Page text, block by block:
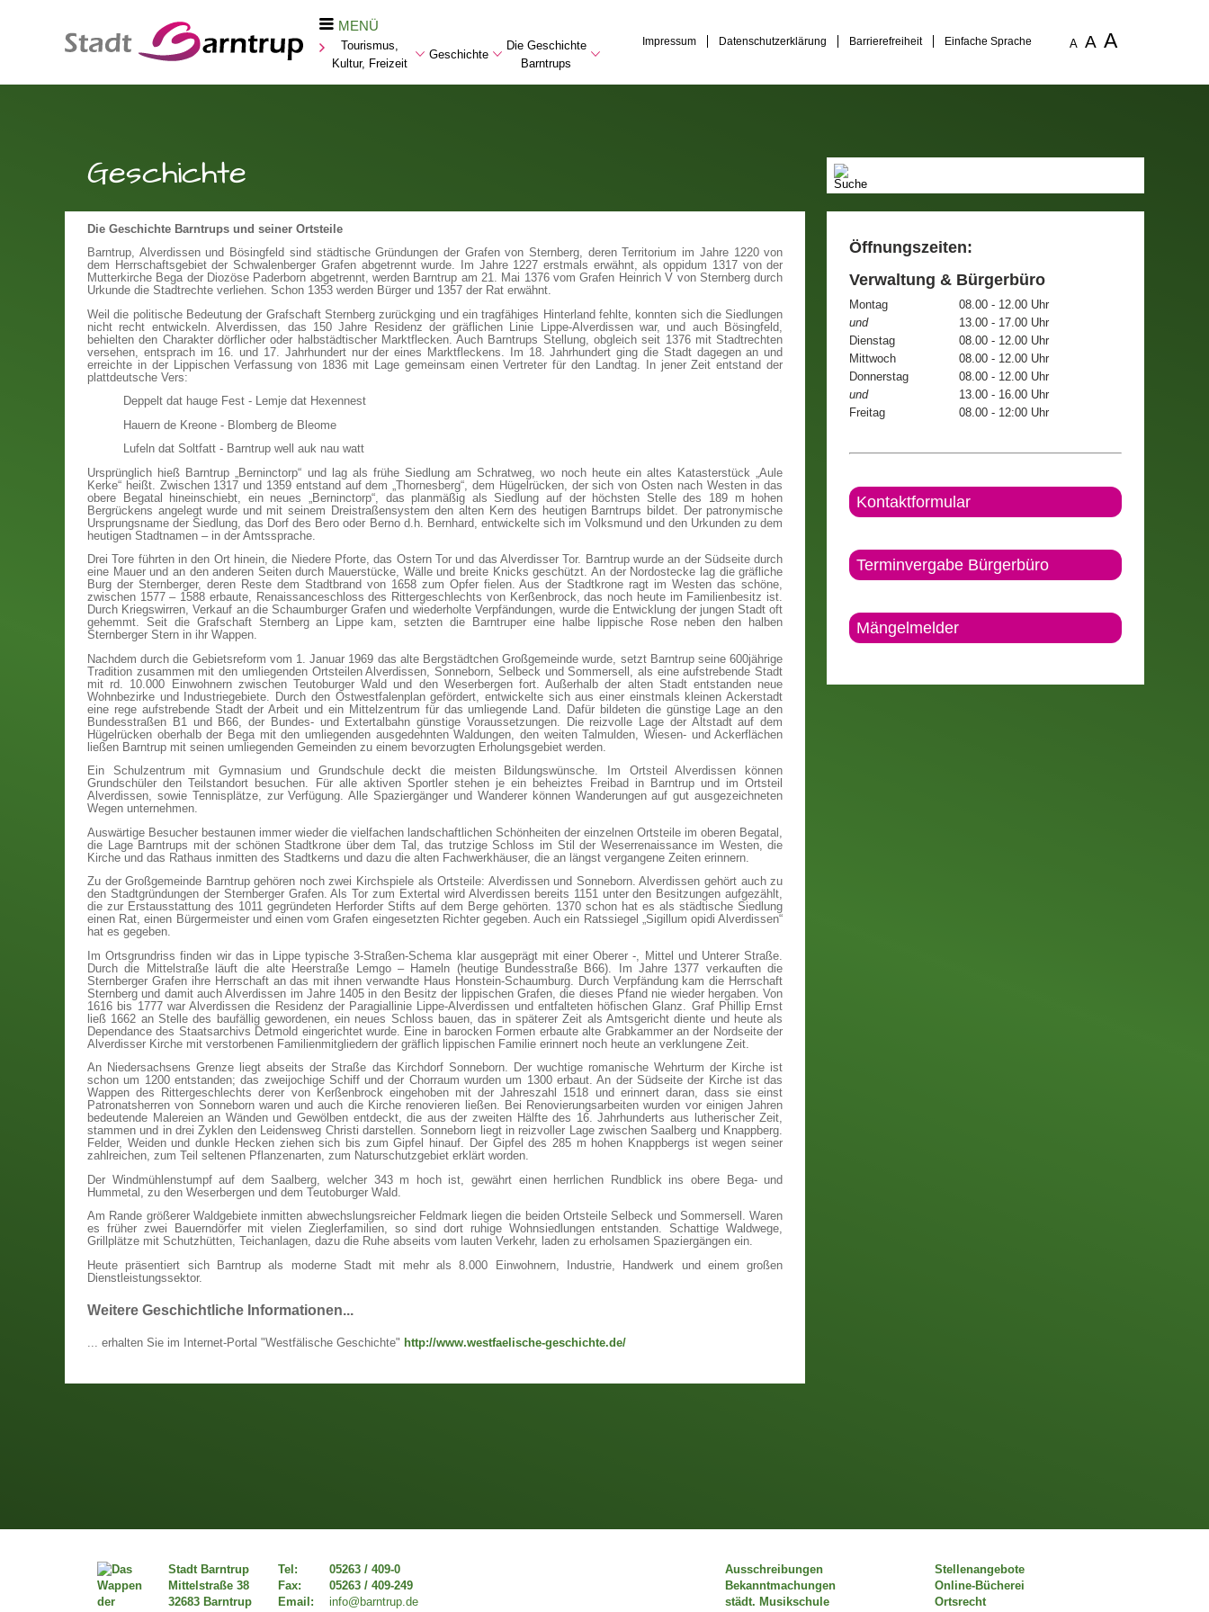
MENÜ
Tourismus,
Kultur, Freizeit
Geschichte
Die Geschichte
Barntrups
Impressum Datenschutzerklärung Barrierefreiheit Einfache Sprache A A A
Geschichte
Die Geschichte Barntrups und seiner Ortsteile
Barntrup, Alverdissen und Bösingfeld sind städtische Gründungen der Grafen von Sternberg, deren Territorium im Jahre 1220 von
dem Herrschaftsgebiet der Schwalenberger Grafen abgetrennt wurde. Im Jahre 1227 erstmals erwähnt, als oppidum 1317 von der
Mutterkirche Bega der Diozöse Paderborn abgetrennt, werden Barntrup am 21. Mai 1376 vom Grafen Heinrich V von Sternberg durch
Urkunde die Stadtrechte verliehen. Schon 1353 werden Bürger und 1357 der Rat erwähnt.
Weil die politische Bedeutung der Grafschaft Sternberg zurückging und ein tragfähiges Hinterland fehlte, konnten sich die Siedlungen
nicht recht entwickeln. Alverdissen, das 150 Jahre Residenz der gräflichen Linie Lippe-Alverdissen war, und auch Bösingfeld,
behielten den Charakter dörflicher oder halbstädtischer Marktflecken. Auch Barntrups Stellung, obgleich seit 1376 mit Stadtrechten
versehen, entsprach im 16. und 17. Jahrhundert nur der eines Marktfleckens. Im 18. Jahrhundert ging die Stadt dagegen an und
erreichte in der Lippischen Verfassung von 1836 mit Lage gemeinsam einen Vertreter für den Landtag. In jener Zeit entstand der
plattdeutsche Vers:
Deppelt dat hauge Fest - Lemje dat Hexennest
Hauern de Kreone - Blomberg de Bleome
Lufeln dat Soltfatt - Barntrup well auk nau watt
Ursprünglich hieß Barntrup „Berninctorp“ und lag als frühe Siedlung am Schratweg, wo noch heute ein altes Katasterstück „Aule
Kerke“ heißt. Zwischen 1317 und 1359 entstand auf dem „Thornesberg“, dem Hügelrücken, der sich von Osten nach Westen in das
obere Begatal hineinschiebt, ein neues „Berninctorp“, das planmäßig als Siedlung auf der höchsten Stelle des 189 m hohen
Bergrückens angelegt wurde und mit seinem Dreistraßensystem den alten Kern des heutigen Barntrups bildet. Der patronymische
Ursprungsname der Siedlung, das Dorf des Bero oder Berno d.h. Bernhard, entwickelte sich im Volksmund und den Urkunden zu dem
heutigen Stadtnamen – in der Amtssprache.
Drei Tore führten in den Ort hinein, die Niedere Pforte, das Ostern Tor und das Alverdisser Tor. Barntrup wurde an der Südseite durch
eine Mauer und an den anderen Seiten durch Mauerstücke, Wälle und breite Knicks geschützt. An der Nordostecke lag die gräfliche
Burg der Sternberger, deren Reste dem Stadtbrand von 1658 zum Opfer fielen. Aus der Stadtkrone ragt im Westen das schöne,
zwischen 1577 – 1588 erbaute, Renaissanceschloss des Rittergeschlechts von Kerßenbrock, das noch heute im Familienbesitz ist.
Durch Kriegswirren, Verkauf an die Schaumburger Grafen und wiederholte Verpfändungen, wurde die Entwicklung der jungen Stadt oft
gehemmt. Seit die Grafschaft Sternberg an Lippe kam, setzten die Barntruper eine halbe lippische Rose neben den halben
Sternberger Stern in ihr Wappen.
Nachdem durch die Gebietsreform vom 1. Januar 1969 das alte Bergstädtchen Großgemeinde wurde, setzt Barntrup seine 600jährige
Tradition zusammen mit den umliegenden Ortsteilen Alverdissen, Sonneborn, Selbeck und Sommersell, als eine aufstrebende Stadt
mit rd. 10.000 Einwohnern zwischen Teutoburger Wald und den Weserbergen fort. Außerhalb der alten Stadt entstanden neue
Wohnbezirke und Industriegebiete. Durch den Ostwestfalenplan gefördert, entwickelte sich aus einer einstmals kleinen Ackerstadt
eine rege aufstrebende Stadt der Arbeit und ein Mittelzentrum für das umliegende Land. Dafür bildeten die günstige Lage an den
Bundesstraßen B1 und B66, der Bundes- und Extertalbahn günstige Voraussetzungen. Die reizvolle Lage der Altstadt auf dem
Hügelrücken oberhalb der Bega mit den umliegenden ausgedehnten Waldungen, den weiten Talmulden, Wiesen- und Ackerflächen
ließen Barntrup mit seinen umliegenden Gemeinden zu einem bevorzugten Erholungsgebiet werden.
Ein Schulzentrum mit Gymnasium und Grundschule deckt die meisten Bildungswünsche. Im Ortsteil Alverdissen können
Grundschüler den Teilstandort besuchen. Für alle aktiven Sportler stehen je ein beheiztes Freibad in Barntrup und im Ortsteil
Alverdissen, sowie Tennisplätze, zur Verfügung. Alle Spaziergänger und Wanderer können Wanderungen auf gut ausgezeichneten
Wegen unternehmen.
Auswärtige Besucher bestaunen immer wieder die vielfachen landschaftlichen Schönheiten der einzelnen Ortsteile im oberen Begatal,
die Lage Barntrups mit der schönen Stadtkrone über dem Tal, das trutzige Schloss im Stil der Weserrenaissance im Westen, die
Kirche und das Rathaus inmitten des Stadtkerns und dazu die alten Fachwerkhäuser, die an längst vergangene Zeiten erinnern.
Zu der Großgemeinde Barntrup gehören noch zwei Kirchspiele als Ortsteile: Alverdissen und Sonneborn. Alverdissen gehört auch zu
den Stadtgründungen der Sternberger Grafen. Als Tor zum Extertal wird Alverdissen bereits 1151 unter den Besitzungen aufgezählt,
die zur Erstausstattung des 1011 gegründeten Herforder Stifts auf dem Berge gehörten. 1370 schon hat es als städtische Siedlung
einen Rat, einen Bürgermeister und einen vom Grafen eingesetzten Richter gegeben. Auch ein Ratssiegel „Sigillum opidi Alverdissen“
hat es gegeben.
Im Ortsgrundriss finden wir das in Lippe typische 3-Straßen-Schema klar ausgeprägt mit einer Oberer -, Mittel und Unterer Straße.
Durch die Mittelstraße läuft die alte Heerstraße Lemgo – Hameln (heutige Bundesstraße B66). Im Jahre 1377 verkauften die
Sternberger Grafen ihre Herrschaft an das mit ihnen verwandte Haus Honstein-Schaumburg. Durch Verpfändung kam die Herrschaft
Sternberg und damit auch Alverdissen im Jahre 1405 in den Besitz der lippischen Grafen, die dieses Pfand nie wieder hergaben. Von
1616 bis 1777 war Alverdissen die Residenz der Paragiallinie Lippe-Alverdissen und entfalteten höfischen Glanz. Graf Phillip Ernst
ließ 1662 an Stelle des baufällig gewordenen, ein neues Schloss bauen, das in späterer Zeit als Amtsgericht diente und heute als
Dependance des Staatsarchivs Detmold eingerichtet wurde. Eine in barocken Formen erbaute alte Grabkammer an der Nordseite der
Alverdisser Kirche mit verstorbenen Familienmitgliedern der gräflich lippischen Familie erinnert noch heute an verklungene Zeit.
An Niedersachsens Grenze liegt abseits der Straße das Kirchdorf Sonneborn. Der wuchtige romanische Wehrturm der Kirche ist
schon um 1200 entstanden; das zweijochige Schiff und der Chorraum wurden um 1300 erbaut. An der Südseite der Kirche ist das
Wappen des Rittergeschlechts derer von Kerßenbrock eingehoben mit der Jahreszahl 1518 und erinnert daran, dass sie einst
Patronatsherren von Sonneborn waren und auch die Kirche renovieren ließen. Bei Renovierungsarbeiten wurden vor einigen Jahren
bedeutende Malereien an Wänden und Gewölben entdeckt, die aus der zweiten Hälfte des 16. Jahrhunderts aus lutherischer Zeit,
stammen und in drei Zyklen den Leidensweg Christi darstellen. Sonneborn liegt in reizvoller Lage zwischen Saalberg und Knappberg.
Felder, Weiden und dunkle Hecken ziehen sich bis zum Gipfel hinauf. Der Gipfel des 285 m hohen Knappbergs ist wegen seiner
zahlreichen, zum Teil seltenen Pflanzenarten, zum Naturschutzgebiet erklärt worden.
Der Windmühlenstumpf auf dem Saalberg, welcher 343 m hoch ist, gewährt einen herrlichen Rundblick ins obere Bega- und
Hummetal, zu den Weserbergen und dem Teutoburger Wald.
Am Rande größerer Waldgebiete inmitten abwechslungsreicher Feldmark liegen die beiden Ortsteile Selbeck und Sommersell. Waren
es früher zwei Bauerndörfer mit vielen Zieglerfamilien, so sind dort ruhige Wohnsiedlungen entstanden. Schattige Waldwege,
Grillplätze mit Schutzhütten, Teichanlagen, dazu die Ruhe abseits vom lauten Verkehr, laden zu erholsamen Spaziergängen ein.
Heute präsentiert sich Barntrup als moderne Stadt mit mehr als 8.000 Einwohnern, Industrie, Handwerk und einem großen
Dienstleistungssektor.
Weitere Geschichtliche Informationen...
... erhalten Sie im Internet-Portal "Westfälische Geschichte" http://www.westfaelische-geschichte.de/
Öffnungszeiten:
Verwaltung & Bürgerbüro
Montag
08.00 - 12.00 Uhr
und
13.00 - 17.00 Uhr
Dienstag
08.00 - 12.00 Uhr
Mittwoch
08.00 - 12.00 Uhr
Donnerstag
08.00 - 12.00 Uhr
und
13.00 - 16.00 Uhr
Freitag
08.00 - 12:00 Uhr
Kontaktformular
Terminvergabe Bürgerbüro
Mängelmelder
Stadt Barntrup
Mittelstraße 38
32683 Barntrup
Tel:
Fax:
Email:
05263 / 409-0
05263 / 409-249
info@barntrup.de
Ausschreibungen
Stellenangebote
Bekanntmachungen
Online-Bücherei
städt. Musikschule
Ortsrecht